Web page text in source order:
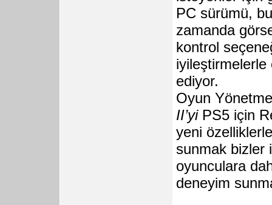
PC sürümü,
zamanda
kontrol
ediyor.
Oyun
II’yiPS5 için
yeni
sunmak bizler
oyunculara
deneyim